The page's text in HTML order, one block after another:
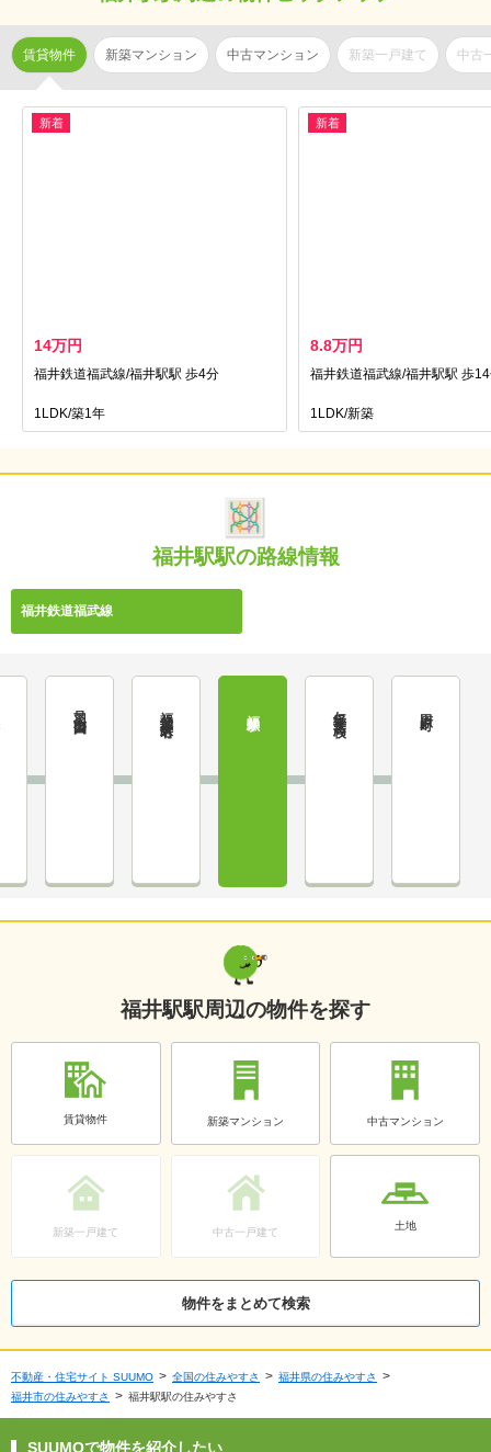
賃貸物件 新築マンション 中古マンション 新築一戸建て 中古
新着
14万円
福井鉄道福武線/福井駅駅 歩4分
1LDK/築1年
新着
8.8万円
福井鉄道福武線/福井駅駅 歩
1LDK/新築
福井駅駅の路線情報
福井鉄道福武線
足羽山公園口 福井城址大名町 仁愛女子高校
福井駅駅周辺の物件を探す
賃貸物件 新築マンション 中古マンション
新築一戸建て 中古一戸建て
土地
物件をまとめて検索
不動産・住宅サイト SUUMO 全国の住みやすさ
福井県の住みやすさ
福井市の住みやすさ
福井駅駅の住みやすさ
SUUMOで物件を紹介したい